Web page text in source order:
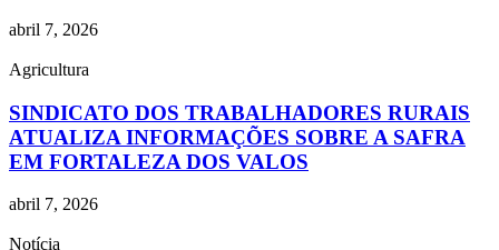
abril 7, 2026
Agricultura
SINDICATO DOS TRABALHADORES RURAIS
ATUALIZA INFORMAÇÕES SOBRE A SAFRA
EM FORTALEZA DOS VALOS
abril 7, 2026
Notícia